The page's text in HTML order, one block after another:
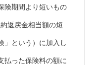
険期間より短いもの
返戻金相当額の短
」という）に加入し
払った保険料の額に